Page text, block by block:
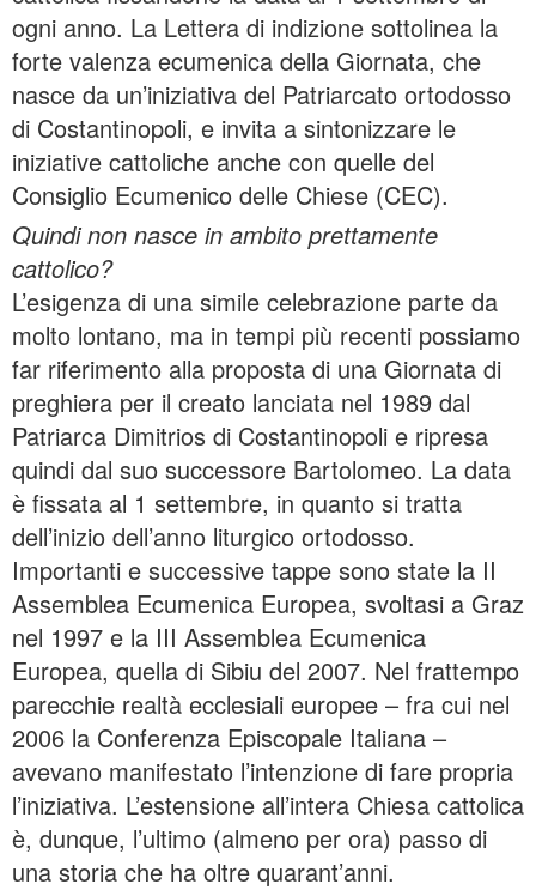
ogni anno. La Lettera di indizione sottolinea la
forte valenza ecumenica della Giornata, che
nasce da un’iniziativa del Patriarcato ortodosso
di Costantinopoli, e invita a sintonizzare le
iniziative cattoliche anche con quelle del
Consiglio Ecumenico delle Chiese (CEC).
Quindi non nasce in ambito prettamente
cattolico?
L’esigenza di una simile celebrazione parte da
molto lontano, ma in tempi più recenti possiamo
far riferimento alla proposta di una Giornata di
preghiera per il creato lanciata nel 1989 dal
Patriarca Dimitrios di Costantinopoli e ripresa
quindi dal suo successore Bartolomeo. La data
è fissata al 1 settembre, in quanto si tratta
dell’inizio dell’anno liturgico ortodosso.
Importanti e successive tappe sono state la II
Assemblea Ecumenica Europea, svoltasi a Graz
nel 1997 e la III Assemblea Ecumenica
Europea, quella di Sibiu del 2007. Nel frattempo
parecchie realtà ecclesiali europee – fra cui nel
2006 la Conferenza Episcopale Italiana –
avevano manifestato l’intenzione di fare propria
l’iniziativa. L’estensione all’intera Chiesa cattolica
è, dunque, l’ultimo (almeno per ora) passo di
una storia che ha oltre quarant’anni.